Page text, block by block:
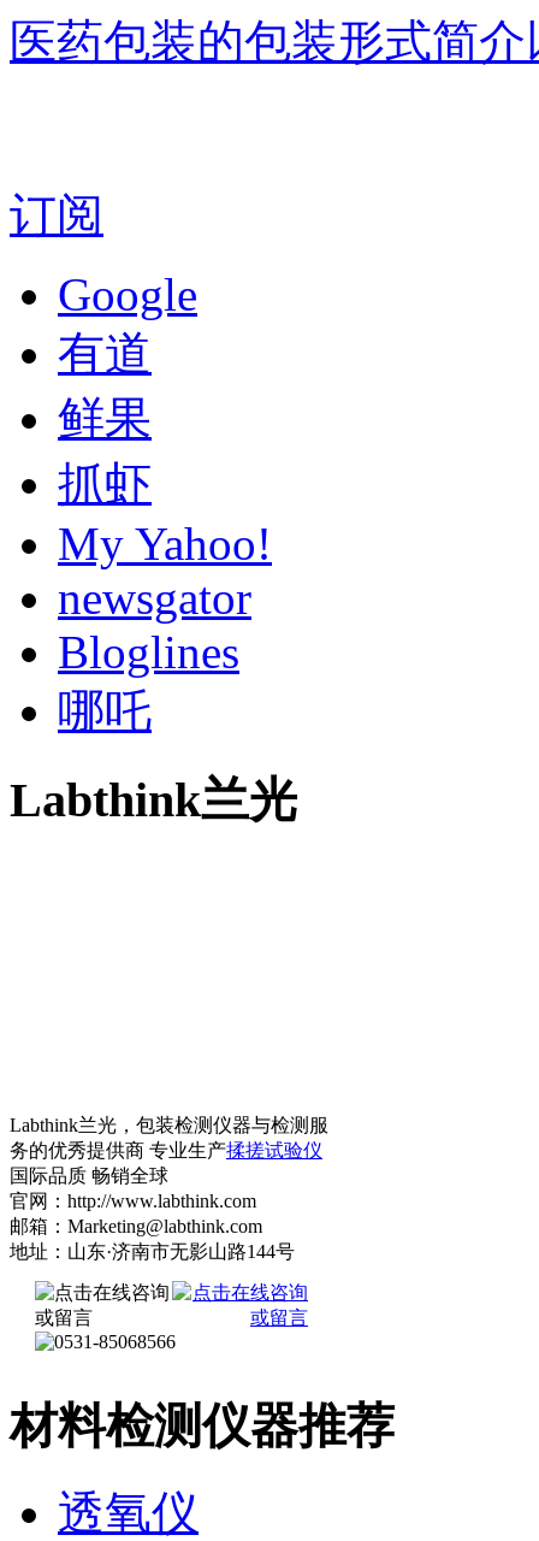
医药包装的包装形式简
订阅
Google
有道
鲜果
抓虾
My Yahoo!
newsgator
Bloglines
哪吒
Labthink兰光
Labthink兰光，包装检测仪器与检测服
务的优秀提供商 专业生产揉搓试验仪
国际品质 畅销全球
官网：http://www.labthink.com
邮箱：Marketing@labthink.com
地址：山东·济南市无影山路144号
材料检测仪器推荐
透氧仪